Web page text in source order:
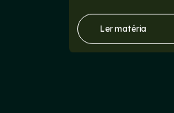
Ler matéria